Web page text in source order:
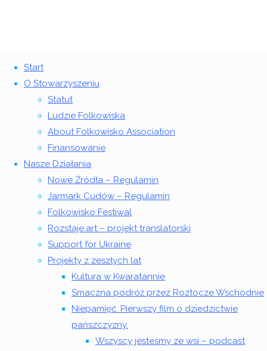
Start
O Stowarzyszeniu
Statut
Ludzie Folkowiska
About Folkowisko Association
Finansowanie
Nasze Działania
Nowe Źródła – Regulamin
Jarmark Cudów – Regulamin
Folkowisko Festiwal
Rozstaje.art – projekt translatorski
Support for Ukraine
Projekty z zeszłych lat
Kultura w Kwaratannie
Smaczna podróż przez Roztocze Wschodnie
Niepamięć. Pierwszy film o dziedzictwie
pańszczyzny.
Wszyscy jesteśmy ze wsi – podcast
Seans filmowy w tle Wiejskich
Bohaterów
13 lutego 201624 listopada 2024
Wydarzenia
regionie
Stypendium Twórcze MKiDN dla członka Stowarzyszenia
Folkowisko
13
lutego
201624
listopada
2024
„9
lutego
©2018 Stowarzyszenie Folkowisko